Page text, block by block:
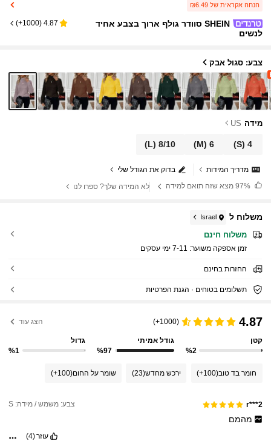
הנחה אקראית של ₪6.49
SHEIN סוודר גולף ארוך בצבע אחיד
לנשים
4.87
(
1000+
)
צבע: סגול אבק
מידה US
4
(S)
6
(M)
8/10
(L)
בדוק את הגודל שלי
מדריך המידות
מצא שזה תואם למידה לא המידה שלך? ספרו לנו
משלוח ל Israel
משלוח חינם
זמן אספקה ​​משוער: 7-11 ימי עסקים
החזרות בחינם
תשלומים בטוחים · הגנת הפרטיות
4.87
(1000+) הצג עוד
קטן
%2
גודל אמיתי
%97
גדול
%1
חומר בד טוב(100+) ירכש מחדש(23) שומר על החום(100+)
r***2 צבע: משמש / מידה: S
מהמם
עוזר(4)